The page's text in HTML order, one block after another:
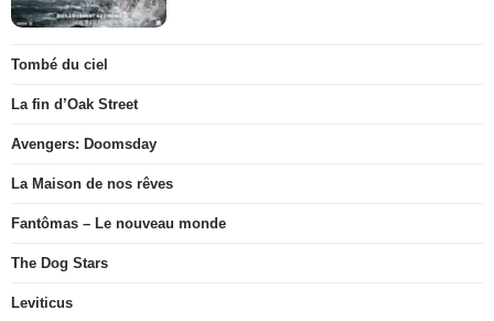
Tombé du ciel
La fin d’Oak Street
Avengers: Doomsday
La Maison de nos rêves
Fantômas – Le nouveau monde
The Dog Stars
Leviticus